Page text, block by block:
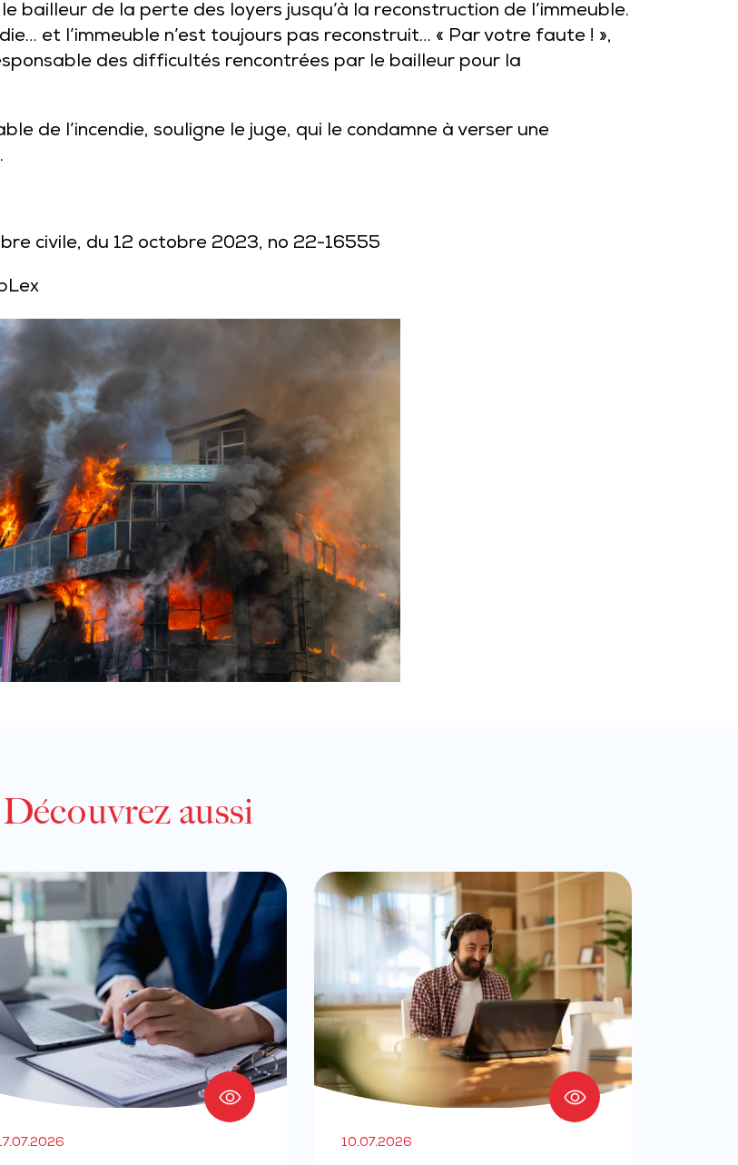
bailleur de la perte des loyers jusqu’à la reconstruction de l’immeuble.
et l’immeuble n’est toujours pas reconstruit… « Par votre faute ! »,
des difficultés rencontrées par le bailleur pour la
de l’incendie, souligne le juge, qui le condamne à verser une
civile, du 12 octobre 2023, no 22-16555
Découvrez aussi
10.07.2026